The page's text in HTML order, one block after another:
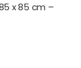
x 85 cm –